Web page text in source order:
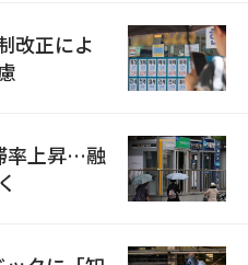
改正によ
率上昇…融